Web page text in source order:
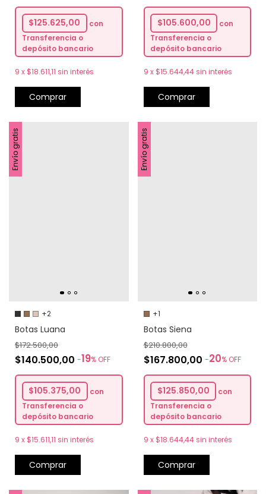
$125.625,00
con
Transferencia o
depósito bancario
9 x $18.611,11 sin interés
Comprar
$105.600,00
con
Transferencia o
depósito bancario
9 x $15.644,44 sin interés
Comprar
Envío gratis
+2
Botas Luana
$140.500,00 -19% OFF
$172.500,00
$105.375,00
con
Transferencia o
depósito bancario
9 x $15.611,11 sin interés
Comprar
Envío gratis
+1
Botas Siena
$167.800,00 -20% OFF
$210.800,00
$125.850,00
con
Transferencia o
depósito bancario
9 x $18.644,44 sin interés
Comprar